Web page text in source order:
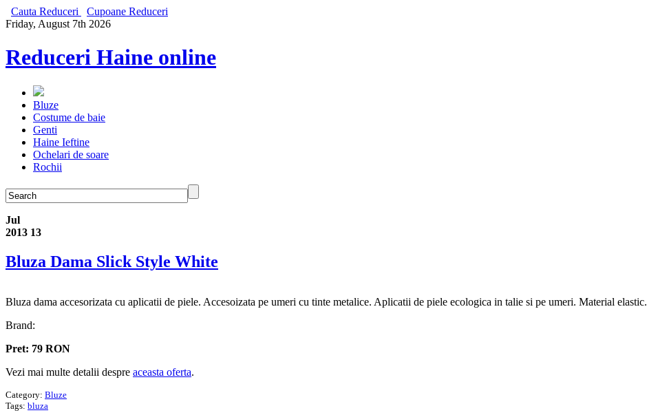
Cauta Reduceri
Cupoane Reduceri
Friday, August 7th 2026
Reduceri Haine online
Bluze
Costume de baie
Genti
Haine Ieftine
Ochelari de soare
Rochii
Jul
2013 13
Bluza Dama Slick Style White
Bluza dama accesorizata cu aplicatii de piele. Accesoizata pe umeri cu tinte metalice. Aplicatii de piele ecologica in talie si pe umeri. Material elastic.
Brand:
Pret: 79 RON
Vezi mai multe detalii despre aceasta oferta.
Category: Bluze
Tags: bluza